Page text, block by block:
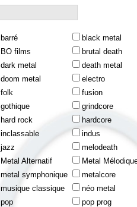
barré
black metal
BO films
brutal death
dark metal
death metal
doom metal
electro
folk
fusion
gothique
grindcore
hard rock
hardcore
inclassable
indus
jazz
melodeath
Metal Alternatif
Metal
metal symphonique
metalcore
musique classique
néo metal
pop
pop prog